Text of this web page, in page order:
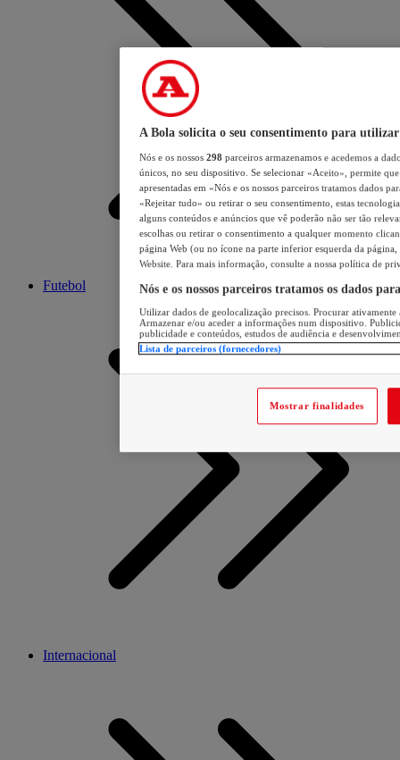
Futebol
Internacional
A Bola solicita o seu consentimento para utilizar
Nós e os nossos 298 parceiros armazenamos e acedemos a
únicos, no seu dispositivo. Se selecionar «Aceito», permite
apresentadas em «Nós e os nossos parceiros tratamos dados
«Rejeitar tudo» ou retirar o seu consentimento, estas
alguns conteúdos e anúncios que vê poderão não ser tão
escolhas ou retirar o consentimento a qualquer momento
página Web (ou no ícone na parte inferior esquerda da página,
Website. Para mais informação, consulte a nossa política de
Nós e os nossos parceiros tratamos os dados
Utilizar dados de geolocalização precisos. Procurar
Armazenar e/ou aceder a informações num dispositivo.
publicidade e conteúdos, estudos de audiência e
Lista de parceiros (fornecedores)
Mostrar finalidades